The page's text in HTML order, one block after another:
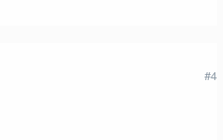
#4